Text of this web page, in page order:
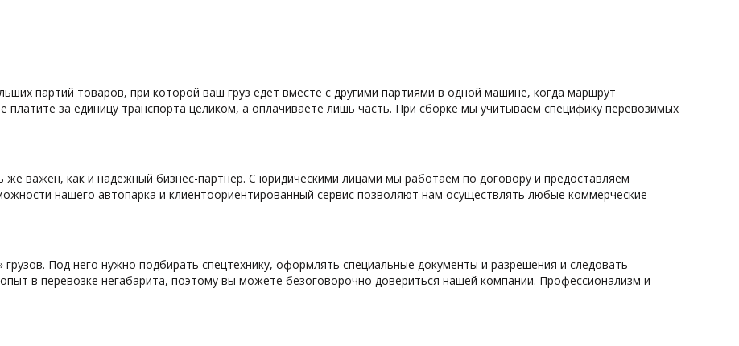
партий товаров, при которой ваш груз едет вместе с другими партиями в одной машине, когда маршрут
платите за единицу транспорта целиком, а оплачиваете лишь часть. При сборке мы учитываем специфику перевозимых
важен, как и надежный бизнес-партнер. С юридическими лицами мы работаем по договору и предоставляем
нашего автопарка и клиентоориентированный сервис позволяют нам осуществлять любые коммерческие
Под него нужно подбирать спецтехнику, оформлять специальные документы и разрешения и следовать
в перевозке негабарита, поэтому вы можете безоговорочно довериться нашей компании. Профессионализм и